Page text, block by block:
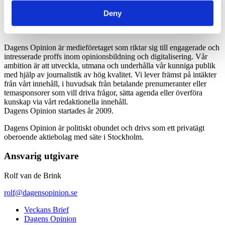
Deny
*Moms 6 procent tillkommer alla priser
Dagens Opinion är medieföretaget som riktar sig till engagerade och
intresserade proffs inom opinionsbildning och digitalisering. Vår
ambition är att utveckla, utmana och underhålla vår kunniga publik
med hjälp av journalistik av hög kvalitet. Vi lever främst på intäkter
från vårt innehåll, i huvudsak från betalande prenumeranter eller
temasponsorer som vill driva frågor, sätta agenda eller överföra
kunskap via vårt redaktionella innehåll.
Dagens Opinion startades år 2009.
Dagens Opinion är politiskt obundet och drivs som ett privatägt
oberoende aktiebolag med säte i Stockholm.
Ansvarig utgivare
Rolf van de Brink
rolf@dagensopinion.se
Veckans Brief
Dagens Opinion